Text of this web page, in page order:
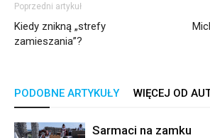
Poprzedni artykuł
Kiedy znikną „strefy
zamieszania”?
PODOBNE ARTYKUŁY WIĘCEJ OD
Sarmaci na zamku